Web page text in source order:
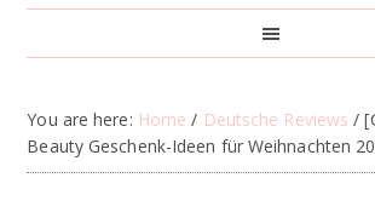
You are here: Home / Deutsche Reviews /
Beauty Geschenk-Ideen für Weihnachten